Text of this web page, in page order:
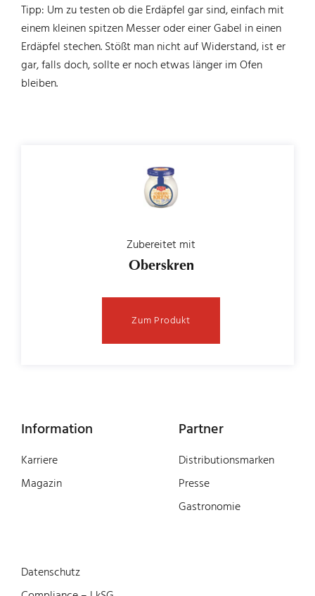
Tipp: Um zu testen ob die Erdäpfel gar sind, einfach mit
einem kleinen spitzen Messer oder einer Gabel in einen
Erdäpfel stechen. Stößt man nicht auf Widerstand, ist er
gar, falls doch, sollte er noch etwas länger im Ofen
bleiben.
Zubereitet mit
Oberskren
Zum Produkt
Information
Karriere
Magazin
Partner
Distributionsmarken
Presse
Gastronomie
Datenschutz